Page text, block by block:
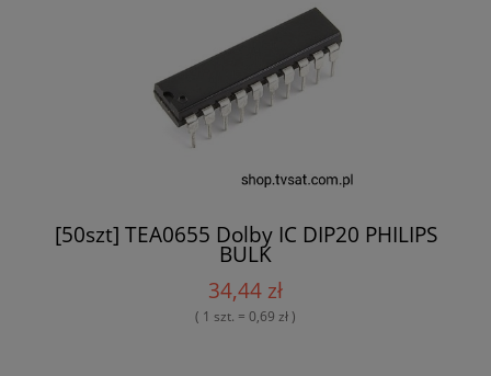
[50szt] TEA0655 Dolby IC DIP20 PHILIPS
BULK
34,44 zł
( 1 szt. = 0,69 zł )